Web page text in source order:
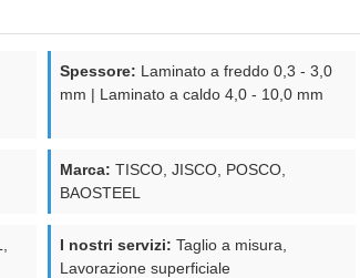
Spessore: Laminato a freddo 0,3 - 3,0
mm | Laminato a caldo 4,0 - 10,0 mm
Marca: TISCO, JISCO, POSCO,
BAOSTEEL
I nostri servizi: Taglio a misura,
Lavorazione superficiale